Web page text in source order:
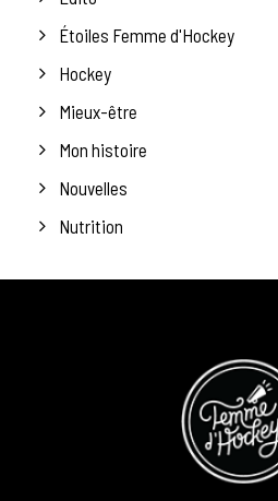
Étoiles Femme d'Hockey
Hockey
Mieux-être
Mon histoire
Nouvelles
Nutrition